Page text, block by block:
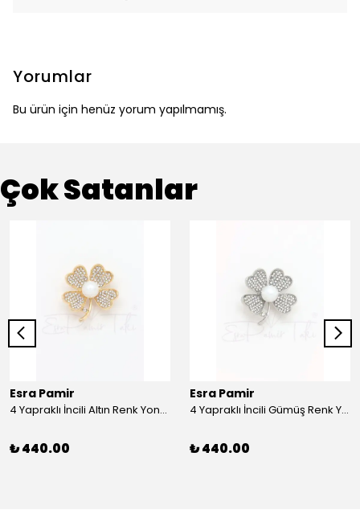
Yorumlar
Bu ürün için henüz yorum yapılmamış.
Çok Satanlar
Esra Pamir
4 Yapraklı İncili Altın Renk Yonca Broş
₺ 440.00
Esra Pamir
4 Yapraklı İncili Gümüş Renk Yonca Broş
₺ 440.00